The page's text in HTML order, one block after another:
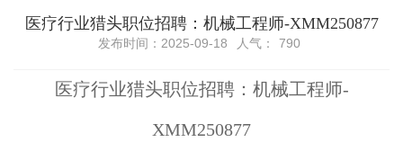
医疗行业猎头职位招聘：机械工程师-XMM250877
发布时间：2025-09-18 人气： 790
医疗行业猎头职位招聘：机械工程师-
XMM250877